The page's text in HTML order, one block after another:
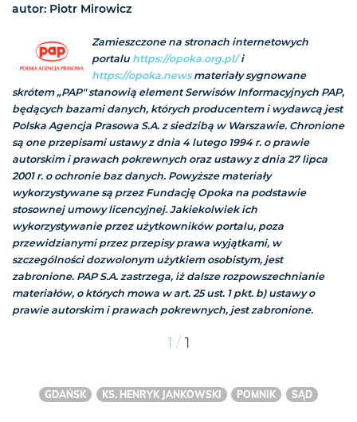
autor: Piotr Mirowicz
Zamieszczone na stronach internetowych
portalu https://opoka.org.pl/i
https://opoka.newsmateriały sygnowane
skrótem „PAP" stanowią element Serwisów Informacyjnych PAP,
będących bazami danych, których producentem i wydawcą jest
Polska Agencja Prasowa S.A. z siedzibą w Warszawie. Chronione
są one przepisami ustawy z dnia 4 lutego 1994 r. o prawie
autorskim i prawach pokrewnych oraz ustawy z dnia 27 lipca
2001 r. o ochronie baz danych. Powyższe materiały
wykorzystywane są przez Fundację Opoka na podstawie
stosownej umowy licencyjnej. Jakiekolwiek ich
wykorzystywanie przez użytkowników portalu, poza
przewidzianymi przez przepisy prawa wyjątkami, w
szczególności dozwolonym użytkiem osobistym, jest
zabronione. PAP S.A. zastrzega, iż dalsze rozpowszechnianie
materiałów, o których mowa w art. 25 ust. 1 pkt. b) ustawy o
prawie autorskim i prawach pokrewnych, jest zabronione.
1 / 1
GDAŃSK KS. HENRYK JANKOWSKI POMNIK SĄD